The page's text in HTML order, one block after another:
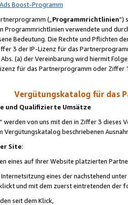
Boost-Programm
(„Programmrichtlinien“)
Programmrichtlinien verwendete und
Bedeutung. Die Rechte und Pflichten
3 der IP-Lizenz für das
(a) der Vereinbarung wird hiermit
für das Partnerprogramm oder
Vergütungskatalog für das
und Qualifizierte Umsätze
“ werden von uns mit den in Ziffer 3
Vergütungskatalog beschriebenen
Site:
eines auf Ihrer Website platzierten
eines der nachstehend
und mit dem zuerst eintretenden der
seit dem Klick,